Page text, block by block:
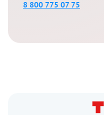
8 800 775 07 75